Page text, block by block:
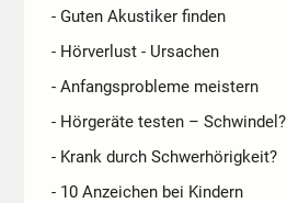
- Guten Akustiker finden
- Hörverlust - Ursachen
- Anfangsprobleme meistern
- Hörgeräte testen – Schwindel?
- Krank durch Schwerhörigkeit?
- 10 Anzeichen bei Kindern